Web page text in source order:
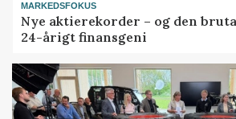
MARKEDSFOKUS
Nye aktierekorder – og den
24-årigt finansgeni